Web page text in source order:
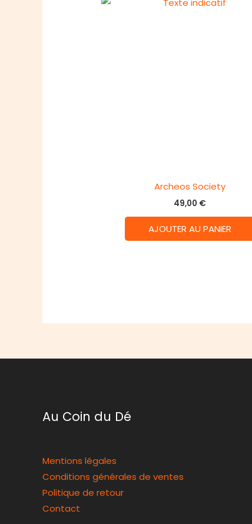
Archeos Society
49,00 €
AJOUTER AU PANIER
Au Coin du Dé
Mentions légales
Conditions générales de ventes
Politique de retour
Contact